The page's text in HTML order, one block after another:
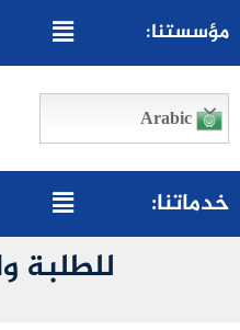
مؤسستنا:
خدماتنا:
للطلبة